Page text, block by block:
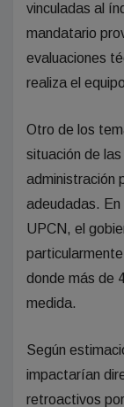
vinculadas al
mandatario
evaluaciones
realiza el
Otro de los
situación de
administración
adeudadas. En
UPCN, el
donde más de
medida.
Según
impactarían
retroactivos